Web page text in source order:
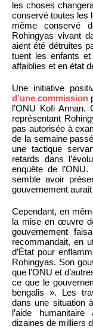
les choses
conservé toutes les
même conservé
Rohingyas vivant
aient été détruites
tuent les enfants et
affaiblies et en état
Une initiative
d’une commission
l’ONU Kofi Annan.
représentant
pas autorisée à
de la semaine
une tactique
retards dans
enquête de
semble avoir
gouvernement
Cependant, en
la mise en œuvre
gouvernement
recommandait, en
d’État pour
Rohingyas. Son
que l’ONU et
ce que le
bengalis ». Les
dans une situation
l’aide
dizaines de milliers